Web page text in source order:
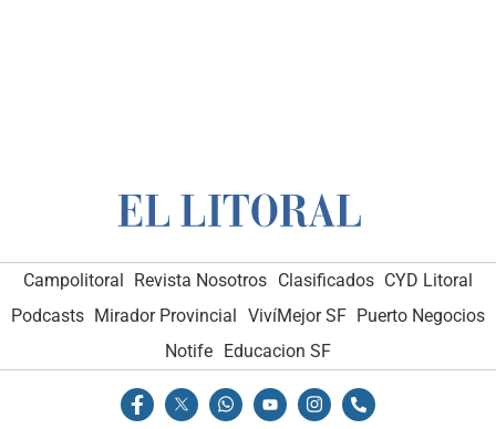
Campolitoral Revista Nosotros Clasificados CYD Litoral
Podcasts Mirador Provincial VivíMejor SF Puerto Negocios
Notife Educacion SF